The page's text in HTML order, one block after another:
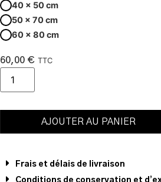
40 x 50 cm
50 x 70 cm
60 x 80 cm
60,00 € TTC
AJOUTER AU PANIER
Frais et délais de livraison
Conditions de conservation et